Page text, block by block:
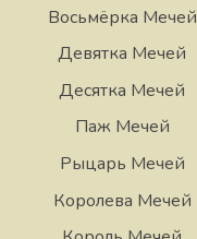
Восьмёрка Мечей
Девятка Мечей
Десятка Мечей
Паж Мечей
Рыцарь Мечей
Королева Мечей